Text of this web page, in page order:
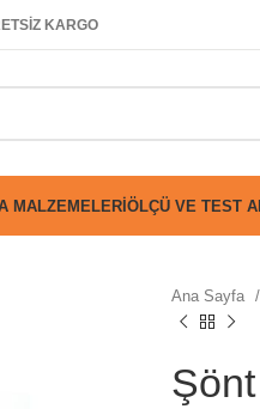
KARGO
MALZEMELERIÖLÇÜ VE TEST
Ana Sayfa